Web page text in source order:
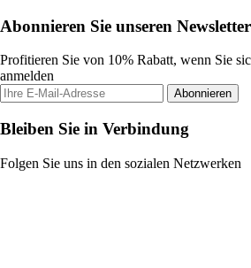
Abonnieren Sie unseren Newsletter
Profitieren Sie von 10% Rabatt, wenn Sie
anmelden
Abonnieren
Bleiben Sie in Verbindung
Folgen Sie uns in den sozialen Netzwerken